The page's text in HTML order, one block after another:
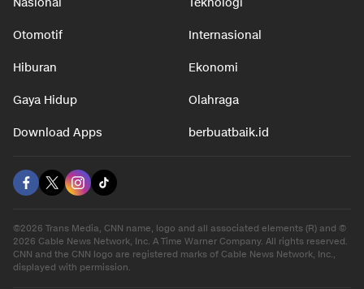
Nasional Teknologi
Otomotif Internasional
Hiburan Ekonomi
Gaya Hidup Olahraga
Download Apps berbuatbaik.id
©2026 Trans Media, CNN name, logo and all associated elements (R) and ©
2026 Cable News Network, Inc. A Time Warner Company. All rights reserved.
CNN and the CNN logo are registered marks of Cable News Network, Inc.,
displayed with permission.